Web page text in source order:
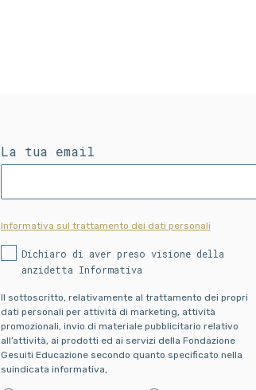
La tua email
Informativa sul trattamento dei dati personali
Dichiaro di aver preso visione della
anzidetta Informativa
Il sottoscritto, relativamente al trattamento dei propri
dati personali per attività di marketing, attività
promozionali, invio di materiale pubblicitario relativo
all’attività, ai prodotti ed ai servizi della Fondazione
Gesuiti Educazione secondo quanto specificato nella
suindicata informativa,